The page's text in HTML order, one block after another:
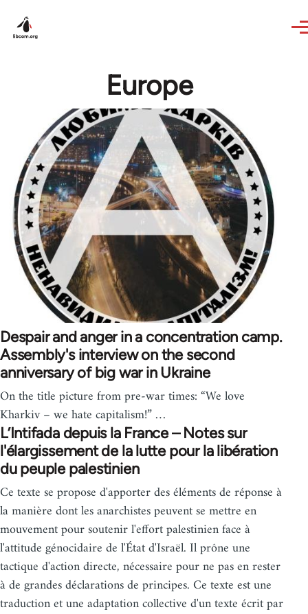
Europe
Despair and anger in a concentration camp.
Assembly's interview on the second
anniversary of big war in Ukraine
On the title picture from pre-war times: “We love
Kharkiv – we hate capitalism!” …
L’Intifada depuis la France – Notes sur
l'élargissement de la lutte pour la libération
du peuple palestinien
Ce texte se propose d'apporter des éléments de réponse à
la manière dont les anarchistes peuvent se mettre en
mouvement pour soutenir l'effort palestinien face à
l'attitude génocidaire de l'État d'Israël. Il prône une
tactique d'action directe, nécessaire pour ne pas en rester
à de grandes déclarations de principes. Ce texte est une
traduction et une adaptation collective d'un texte écrit par